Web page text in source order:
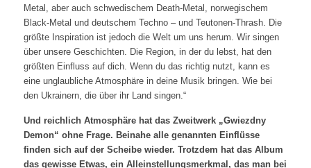
Metal, aber auch schwedischem Death-Metal, norwegischem
Black-Metal und deutschem Techno – und Teutonen-Thrash. Die
größte Inspiration ist jedoch die Welt um uns herum. Wir singen
über unsere Geschichten. Die Region, in der du lebst, hat den
größten Einfluss auf dich. Wenn du das richtig nutzt, kann es
eine unglaubliche Atmosphäre in deine Musik bringen. Wie bei
den Ukrainern, die über ihr Land singen.“
Und reichlich Atmosphäre hat das Zweitwerk „Gwiezdny
Demon“ ohne Frage. Beinahe alle genannten Einflüsse
finden sich auf der Scheibe wieder. Trotzdem hat das Album
das gewisse Etwas, ein Alleinstellungsmerkmal, das man bei